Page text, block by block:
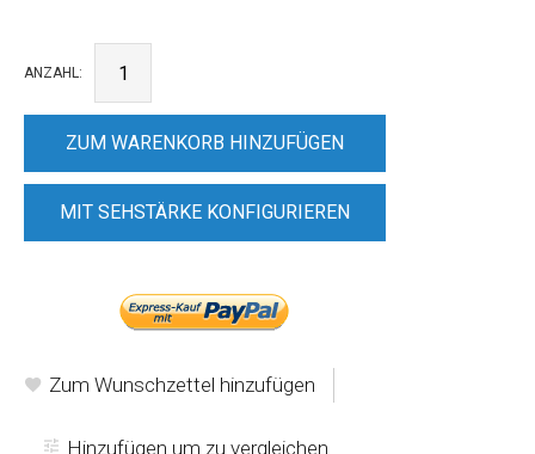
ANZAHL:
ZUM WARENKORB HINZUFÜGEN
MIT SEHSTÄRKE KONFIGURIEREN
Zum Wunschzettel hinzufügen
Hinzufügen um zu vergleichen